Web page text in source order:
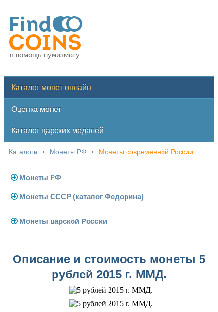
в помощь нумизмату
Каталог монет онлайн
Оценка монет
Каталог царских медалей
Каталоги > Монеты РФ > Монеты современной России
Монеты РФ
Современная Россия
Монеты 1991-1993 гг.
Монеты СССР (каталог Федорина)
Погодовка СССР
Золотые червонцы
Памятные и юбилейные
Монеты царской России
Золото
Александр III (1881-1894)
Александр II (1855-1881)
Николай I (1825-1855)
Описание и стоимость монеты 5
рублей 2015 г. ММД.